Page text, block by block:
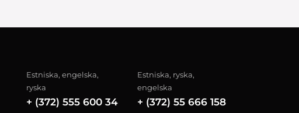
Estniska, engelska,
ryska
+ (372) 555 600 34
Estniska, ryska,
engelska
+ (372) 55 666 158